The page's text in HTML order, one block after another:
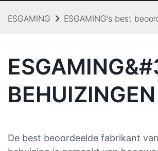
ESGAMING ESGAMING's best
BEHUIZINGEN
De best beoordeelde fabrikant